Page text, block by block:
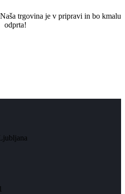
trgovina je v pripravi in ​​bo kmalu
odprta!